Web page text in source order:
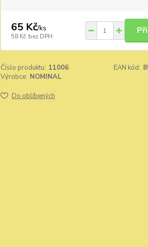
65 Kč/ks
58 Kč bez DPH
Číslo produktu: 11006 EAN kód:
Výrobce: NOMINAL
Do oblíbených